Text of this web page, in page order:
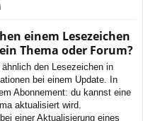
einem Lesezeichen
Thema oder Forum?
den Lesezeichen in
bei einem Update. In
Abonnement: du kannst eine
aktualisiert wird.
einer Aktualisierung eines